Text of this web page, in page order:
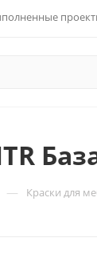
— Краски для